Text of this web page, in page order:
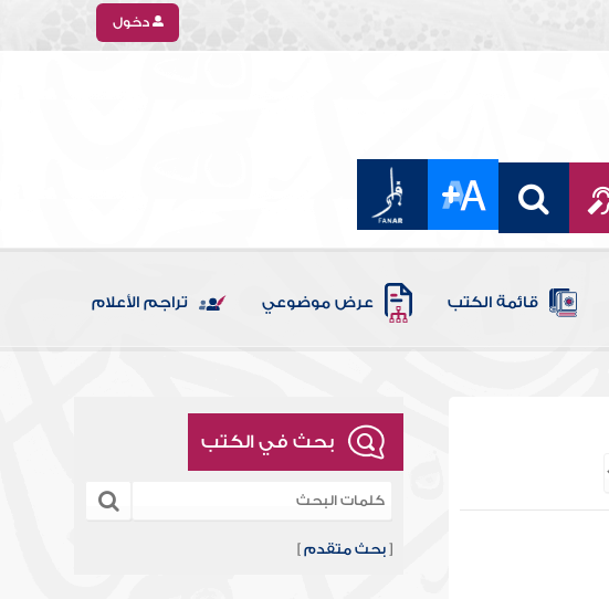
دخول
قائمة الكتب عرض موضوعي تراجم الأعلام
بحث في الكتب
[بحث متقدم ]